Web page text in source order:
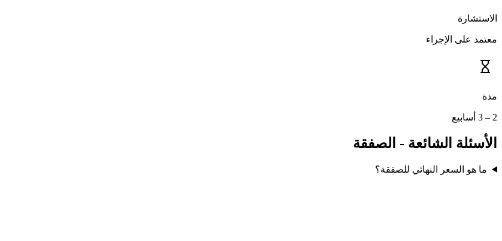
الاستشارة
معتمد على الإجراء
مدة
2 – 3 أسابيع
الأسئلة الشائعة - الصفقة
ما هو السعر النهائي للصفقة؟